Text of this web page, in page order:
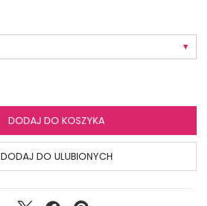
DODAJ DO KOSZYKA
DODAJ DO ULUBIONYCH